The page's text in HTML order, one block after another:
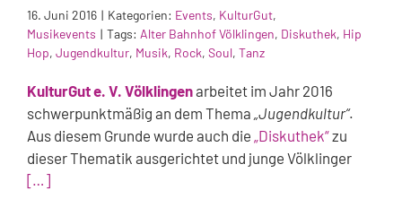
16. Juni 2016 | Kategorien: Events, KulturGut,
Musikevents | Tags: Alter Bahnhof Völklingen, Diskuthek, Hip
Hop, Jugendkultur, Musik, Rock, Soul, Tanz
KulturGut e. V. Völklingenarbeitet im Jahr 2016
schwerpunktmäßig an dem Thema „Jugendkultur“.
Aus diesem Grunde wurde auch die „Diskuthek“zu
dieser Thematik ausgerichtet und junge Völklinger
[…]